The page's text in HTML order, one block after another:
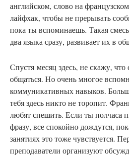
английском, слово на
лайфхак, чтобы не прерывать
пока ты вспоминаешь. Такая
два языка сразу, развивает их в
Спустя месяц здесь, не скажу, что
общаться. Но очень многое
коммуникативных навыков.
тебя здесь никто не торопит.
любят спешить. Если ты полчаса
фразу, все спокойно дождутся,
занятиях это тоже чувствуется.
преподаватели организуют